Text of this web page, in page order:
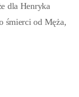
dla Henryka
śmierci od Męża,